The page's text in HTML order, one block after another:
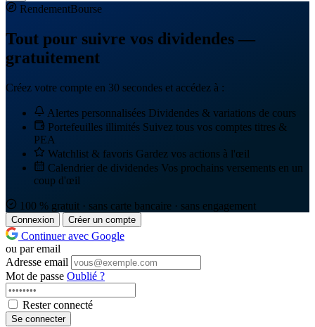
RendementBourse
Tout pour suivre vos dividendes —
gratuitement
Créez votre compte en 30 secondes et accédez à :
Alertes personnalisées Dividendes & variations de cours
Portefeuilles illimités Suivez tous vos comptes titres &
PEA
Watchlist & favoris Gardez vos actions à l'œil
Calendrier de dividendes Vos prochains versements en un
coup d'œil
100 % gratuit · sans carte bancaire · sans engagement
Connexion Créer un compte
Continuer avec Google
ou par email
Adresse email
Mot de passe Oublié ?
Rester connecté
Se connecter